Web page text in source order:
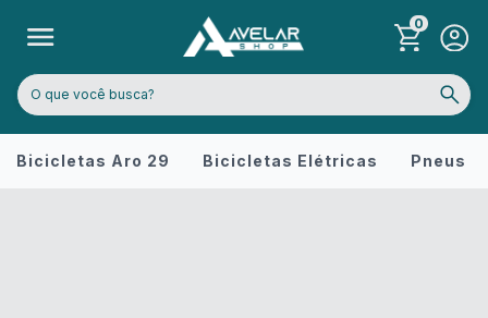
0
Bicicletas Aro 29 Bicicletas Elétricas Pneus